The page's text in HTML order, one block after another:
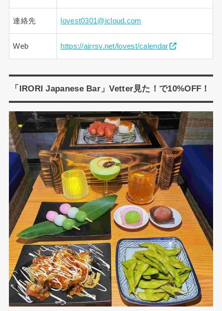
連絡先 lovest0301@icloud.com
Web https://airrsv.net/lovest/calendar
「IRORI Japanese Bar」Vetter見た！で10%OFF！